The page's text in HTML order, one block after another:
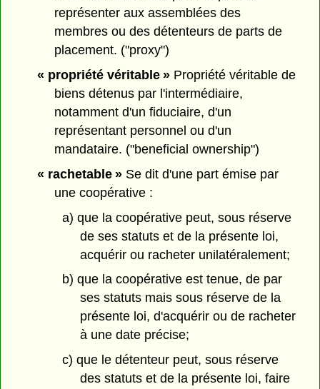
représenter aux assemblées des
membres ou des détenteurs de parts de
placement. ("proxy")
« propriété véritable »Propriété véritable de
biens détenus par l'intermédiaire,
notamment d'un fiduciaire, d'un
représentant personnel ou d'un
mandataire. ("beneficial ownership")
« rachetable »Se dit d'une part émise par
une coopérative :
a) que la coopérative peut, sous réserve
de ses statuts et de la présente loi,
acquérir ou racheter unilatéralement;
b) que la coopérative est tenue, de par
ses statuts mais sous réserve de la
présente loi, d'acquérir ou de racheter
à une date précise;
c) que le détenteur peut, sous réserve
des statuts et de la présente loi, faire